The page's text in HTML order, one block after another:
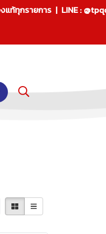
แท้ทุกรายการ | LINE :